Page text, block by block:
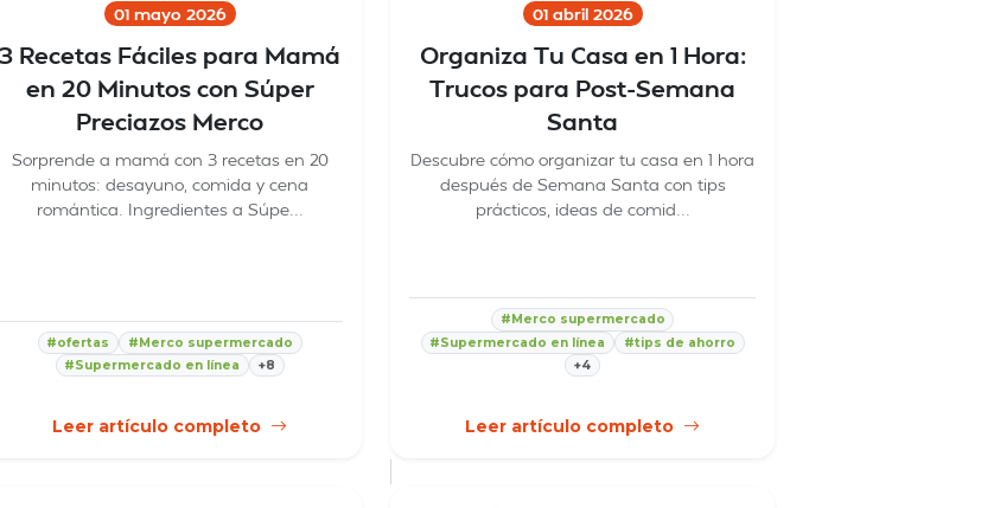
01 mayo 2026
3 Recetas Fáciles para Mamá
en 20 Minutos con Súper
Preciazos Merco
Sorprende a mamá con 3 recetas en 20
minutos: desayuno, comida y cena
romántica. Ingredientes a Súpe...
#ofertas
#Merco supermercado
#Supermercado en línea
+8
Leer artículo completo
01 abril 2026
Organiza Tu Casa en 1 Hora:
Trucos para Post-Semana
Santa
Descubre cómo organizar tu casa en 1 hora
después de Semana Santa con tips
prácticos, ideas de comid...
#Merco supermercado
#Supermercado en línea
#tips de ahorro
+4
Leer artículo completo